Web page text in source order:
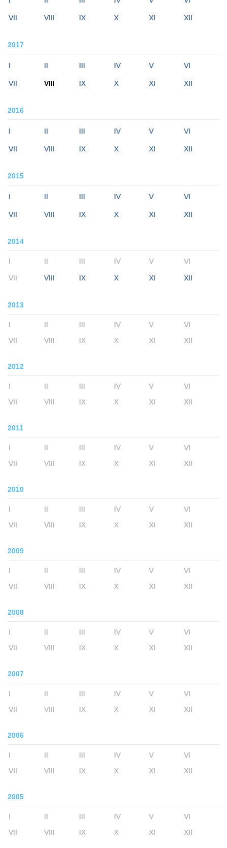
VII VIII IX X XI XII
2017
I II III IV V VI
VII VIII IX X XI XII
2016
I II III IV V VI
VII VIII IX X XI XII
2015
I II III IV V VI
VII VIII IX X XI XII
2014
I II III IV V VI
VII VIII IX X XI XII
2013
I II III IV V
VI
VII
VIII IX X XI XII
2012
I II III IV V
VI
VII
VIII IX X XI XII
2011
I II III IV V
VI
VII
VIII IX X XI XII
2010
I II III IV V
VI
VII
VIII IX X XI XII
2009
I II III IV V
VI
VII
VIII IX X XI XII
2008
I II III IV V
VI
VII
VIII IX X XI XII
2007
I II III IV V
VI
VII
VIII IX X XI XII
2006
I II III IV V
VI
VII
VIII IX X XI XII
2005
I II III IV V
VI
VII
VIII IX X XI XII